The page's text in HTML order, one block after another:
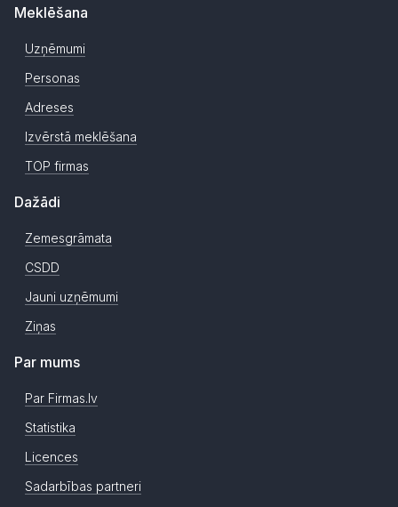
Meklēšana
Uzņēmumi
Personas
Adreses
Izvērstā meklēšana
TOP firmas
Dažādi
Zemesgrāmata
CSDD
Jauni uzņēmumi
Ziņas
Par mums
Par Firmas.lv
Statistika
Licences
Sadarbības partneri